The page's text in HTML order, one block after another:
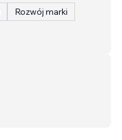
Rozwój marki